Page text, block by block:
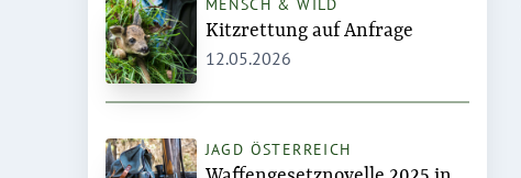
MENSCH & WILD
Kitzrettung auf Anfrage
12.05.2026
JAGD ÖSTERREICH